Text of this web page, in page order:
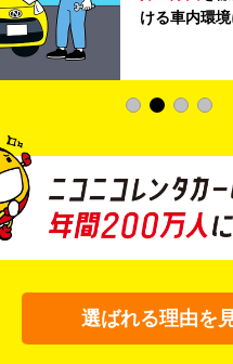
ける車内環
選ばれる理由を